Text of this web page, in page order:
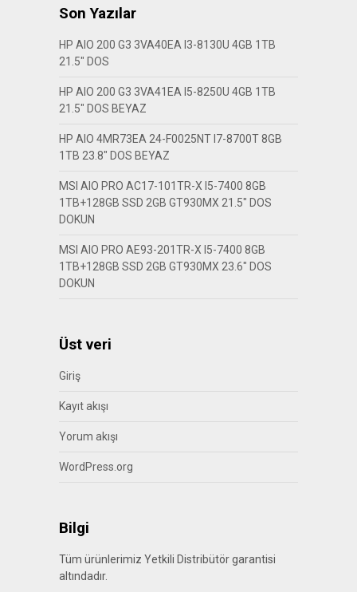
Son Yazılar
HP AIO 200 G3 3VA40EA I3-8130U 4GB 1TB
21.5″ DOS
HP AIO 200 G3 3VA41EA I5-8250U 4GB 1TB
21.5″ DOS BEYAZ
HP AIO 4MR73EA 24-F0025NT I7-8700T 8GB
1TB 23.8″ DOS BEYAZ
MSI AIO PRO AC17-101TR-X I5-7400 8GB
1TB+128GB SSD 2GB GT930MX 21.5″ DOS
DOKUN
MSI AIO PRO AE93-201TR-X I5-7400 8GB
1TB+128GB SSD 2GB GT930MX 23.6″ DOS
DOKUN
Üst veri
Giriş
Kayıt akışı
Yorum akışı
WordPress.org
Bilgi
Tüm ürünlerimiz Yetkili Distribütör garantisi
altındadır.